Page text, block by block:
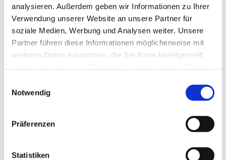
analysieren. Außerdem geben wir Informationen zu Ihrer
Verwendung unserer Website an unsere Partner für
soziale Medien, Werbung und Analysen weiter. Unsere
Partner führen diese Informationen möglicherweise mit
weiteren Daten zusammen, die Sie ihnen bereitgestellt
Notwendig
Präferenzen
Statistiken
Dies könnte Sie auch
interessieren